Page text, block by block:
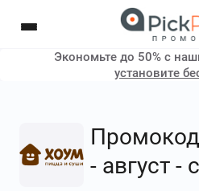
Экономьте до 50% с
установите
- август -